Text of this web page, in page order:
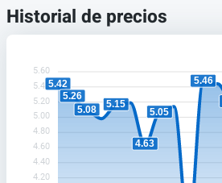
Historial de precios
5.60
5.40
5.20
5.00
4.80
4.60
4.40
4.20
5.42
5.26
5.08
5.15
4.63
5.05
5.46